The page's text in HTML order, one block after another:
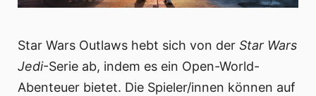
Star Wars Outlaws hebt sich von der Star Wars
Jedi-Serie ab, indem es ein Open-World-
Abenteuer bietet. Die Spieler/innen können auf